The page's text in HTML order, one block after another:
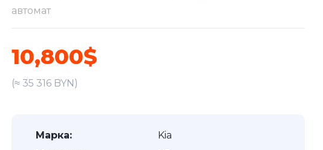
автомат
10,800$
(≈ 35 316 BYN)
Марка:
Kia